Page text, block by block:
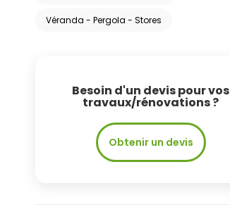
Véranda - Pergola - Stores
Besoin d'un devis pour vos
travaux/rénovations ?
Obtenir un devis